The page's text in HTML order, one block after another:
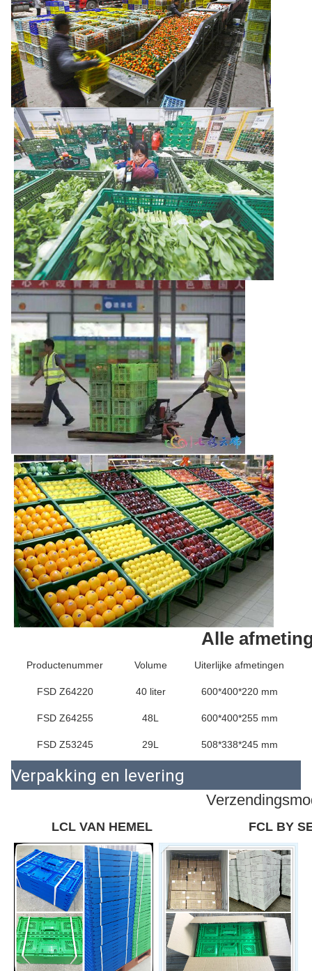
Alle
Productenummer Volume Uiterlijke afmetingen
FSD Z64220 40 liter 600*400*220 mm
FSD Z64255 48L 600*400*255 mm
FSD Z53245 29L 508*338*245 mm
Verpakking en levering
LCL VAN HEMEL FCL BY